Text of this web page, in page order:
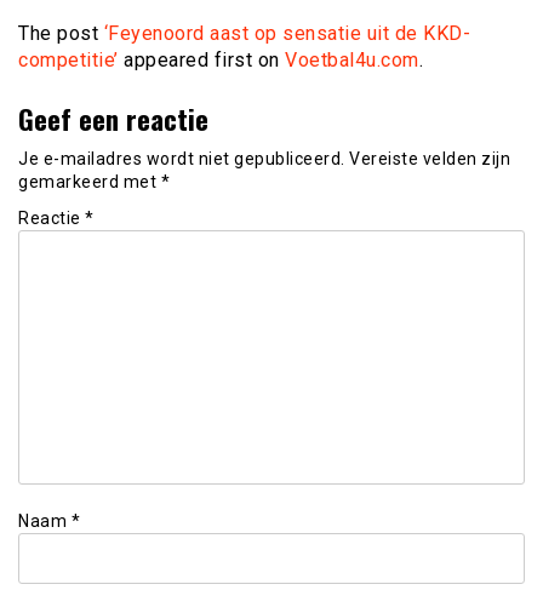
The post ‘Feyenoord aast op sensatie uit de KKD-
competitie’ appeared first on Voetbal4u.com.
Geef een reactie
Je e-mailadres wordt niet gepubliceerd. Vereiste velden zijn
gemarkeerd met *
Reactie *
Naam *